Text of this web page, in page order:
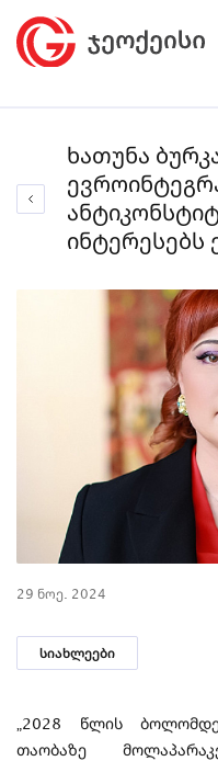
ხათუნა
ინტერესებს
29 ნოე. 2024
სიახლეები
„2028 წლის ბოლომდე
თაობაზე